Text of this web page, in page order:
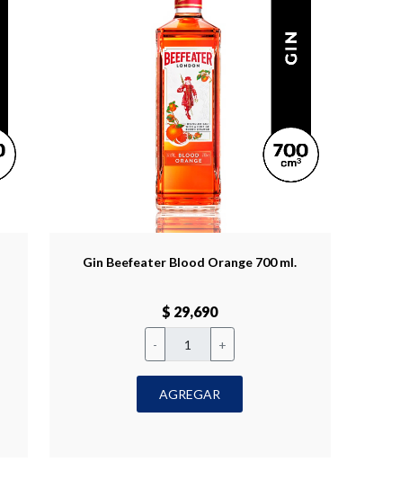
Gin Beefeater Blood Orange 700 ml.
$ 29,690
- +
AGREGAR